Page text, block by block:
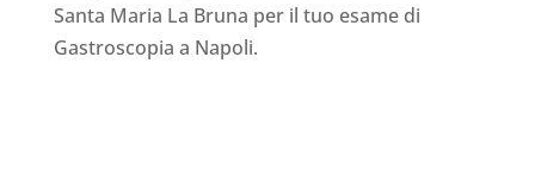
Santa Maria La Bruna per il tuo esame di
Gastroscopia a Napoli.